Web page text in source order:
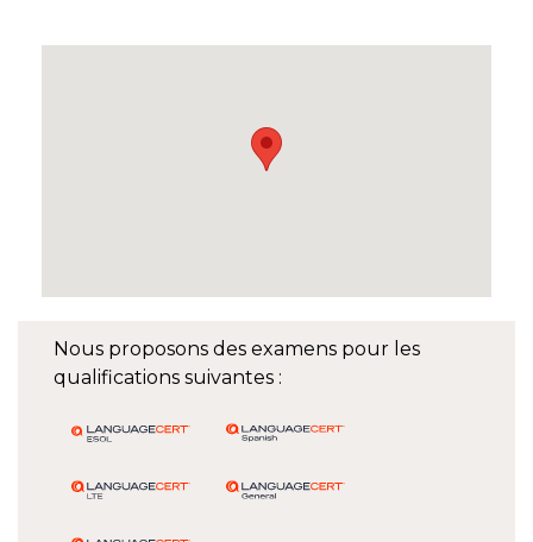
Nous proposons des examens pour les
qualifications suivantes :